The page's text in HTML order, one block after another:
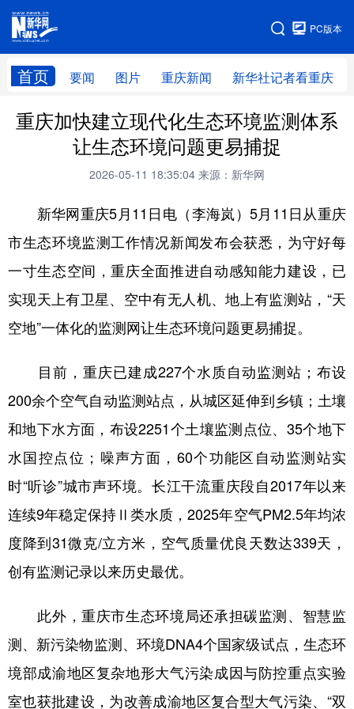
PC版本
首页 要闻 图片 重庆新闻 新华社记者看重庆
网站地图
重庆加快建立现代化生态环境监测体系
让生态环境问题更易捕捉
2026-05-11 18:35:04 来源：新华网
新华网重庆5月11日电（李海岚）5月11日从重庆
市生态环境监测工作情况新闻发布会获悉，为守好每
一寸生态空间，重庆全面推进自动感知能力建设，已
实现天上有卫星、空中有无人机、地上有监测站，“天
空地”一体化的监测网让生态环境问题更易捕捉。
目前，重庆已建成227个水质自动监测站；布设
200余个空气自动监测站点，从城区延伸到乡镇；土壤
和地下水方面，布设2251个土壤监测点位、35个地下
水国控点位；噪声方面，60个功能区自动监测站实
时“听诊”城市声环境。长江干流重庆段自2017年以来
连续9年稳定保持Ⅱ类水质，2025年空气PM2.5年均浓
度降到31微克/立方米，空气质量优良天数达339天，
创有监测记录以来历史最优。
此外，重庆市生态环境局还承担碳监测、智慧监
测、新污染物监测、环境DNA4个国家级试点，生态环
境部成渝地区复杂地形大气污染成因与防控重点实验
室也获批建设，为改善成渝地区复合型大气污染、“双